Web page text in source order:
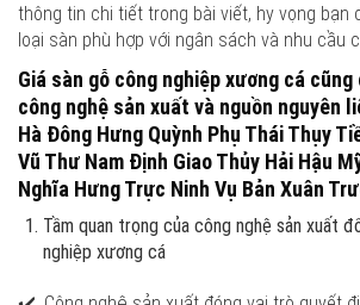
thông tin chi tiết trong bài viết, hy vọng bạn
loại sàn phù hợp với ngân sách và nhu cầu
Giá sàn gỗ công nghiệp xương cá
công nghệ sản xuất và nguồn nguyên
Hà Đông Hưng Quỳnh Phụ Thái Thụy
Vũ Thư Nam Định Giao Thủy Hải Hậu
Nghĩa Hưng Trực Ninh Vụ Bản Xuân
Tầm quan trọng của công nghệ sản xuất
nghiệp xương cá